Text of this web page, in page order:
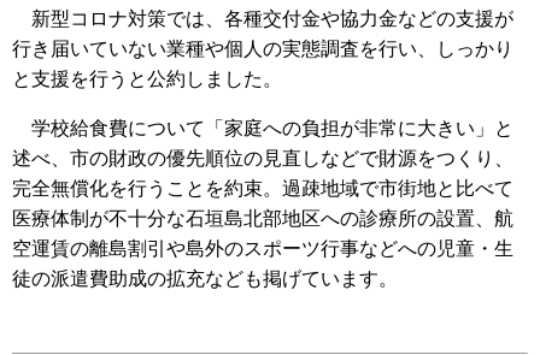
新型コロナ対策では、各種交付金や協力金などの支援が
行き届いていない業種や個人の実態調査を行い、しっかり
と支援を行うと公約しました。
学校給食費について「家庭への負担が非常に大きい」と
述べ、市の財政の優先順位の見直しなどで財源をつくり、
完全無償化を行うことを約束。過疎地域で市街地と比べて
医療体制が不十分な石垣島北部地区への診療所の設置、航
空運賃の離島割引や島外のスポーツ行事などへの児童・生
徒の派遣費助成の拡充なども掲げています。